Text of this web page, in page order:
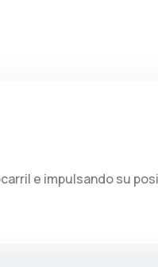
e impulsando su